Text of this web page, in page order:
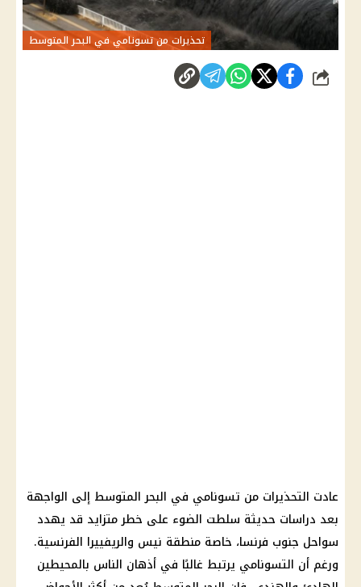
تحذيرات من تسونامي في البحر المتوسط
شارك
عادت التحذيرات من تسونامي في البحر المتوسط إلى الواجهة
بعد دراسات حديثة سلطت الضوء على خطر متزايد قد يهدد
سواحل جنوب فرنسا، خاصة منطقة نيس والريفييرا الفرنسية.
ورغم أن التسونامي يرتبط غالبًا في أذهان الناس بالمحيطين